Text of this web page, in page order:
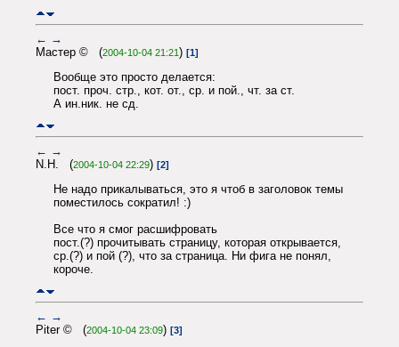
← →
Мастер © (2004-10-04 21:21) [1]
Вообще это просто делается:
пост. проч. стр., кот. от., ср. и пой., чт. за ст.
А ин.ник. не сд.
← →
N.H. (2004-10-04 22:29) [2]
Не надо прикалываться, это я чтоб в заголовок темы
поместилось сократил! :)
Все что я смог расшифровать
пост.(?) прочитывать страницу, которая открывается,
ср.(?) и пой (?), что за страница. Ни фига не понял,
короче.
← →
Piter © (2004-10-04 23:09) [3]